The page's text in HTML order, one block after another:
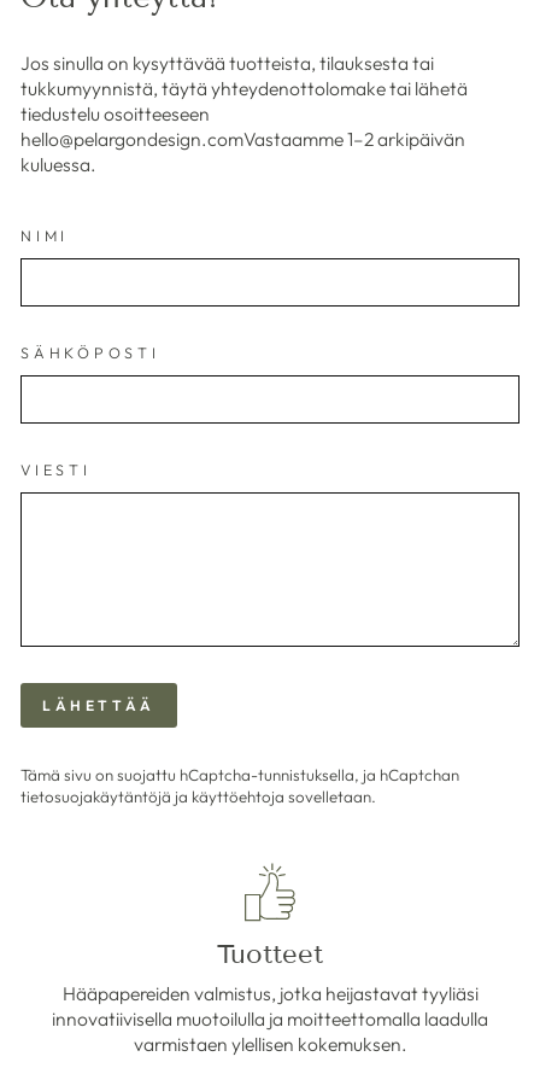
Jos sinulla on kysyttävää tuotteista, tilauksesta tai
tukkumyynnistä, täytä yhteydenottolomake tai lähetä
tiedustelu osoitteeseen
hello@pelargondesign.comVastaamme 1–2 arkipäivän
kuluessa.
NIMI
SÄHKÖPOSTI
VIESTI
LÄHETTÄÄ
LÄHETTÄÄ
Tämä sivu on suojattu hCaptcha-tunnistuksella, ja hCaptchan
tietosuojakäytäntöjä ja käyttöehtoja sovelletaan.
Tuotteet
Hääpapereiden valmistus, jotka heijastavat tyyliäsi
innovatiivisella muotoilulla ja moitteettomalla laadulla
varmistaen ylellisen kokemuksen.